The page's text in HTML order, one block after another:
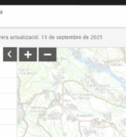
metropolità de
L’Espai de Cartografia de
reuneix els recursos i serveis
Inclou el mapa cartogràfic, el
cartogràfic, la xarxa geodèsica,
d’equipaments, amb dades
consulta ciutadana.